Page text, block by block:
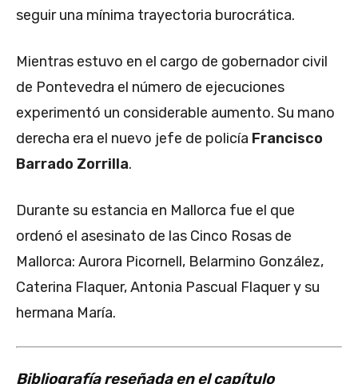
seguir una mínima trayectoria burocrática.
Mientras estuvo en el cargo de gobernador civil
de Pontevedra el número de ejecuciones
experimentó un considerable aumento. Su mano
derecha era el nuevo jefe de policía Francisco
Barrado Zorrilla.
Durante su estancia en Mallorca fue el que
ordenó el asesinato de las Cinco Rosas de
Mallorca: Aurora Picornell, Belarmino González,
Caterina Flaquer, Antonia Pascual Flaquer y su
hermana María.
Bibliografía reseñada en el capítulo